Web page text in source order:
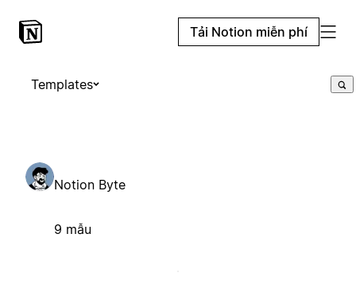
Tải Notion miễn phí
Templates
Notion Byte
9 mẫu